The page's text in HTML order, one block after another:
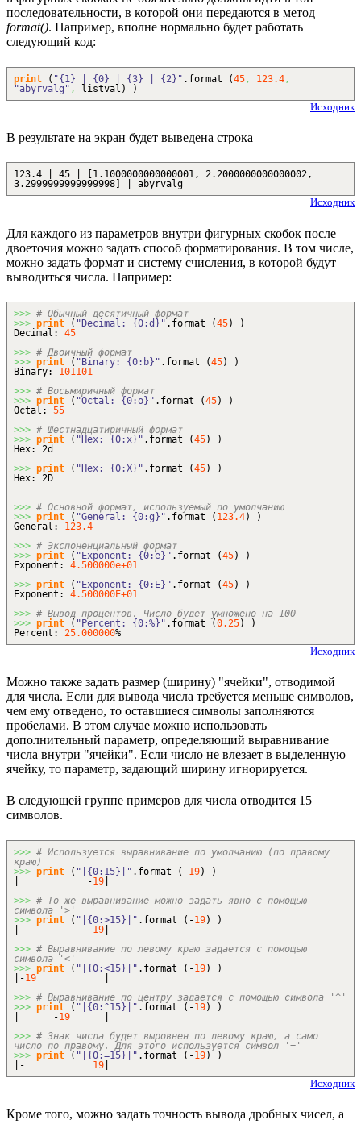
последовательности, в которой они передаются в метод
format(). Например, вполне нормально будет работать
следующий код:
print ( "{1} | {0} | {3} | {2}" . format (45 , 123.4 ,
"abyrvalg" , listval ) )
Исходник
В результате на экран будет выведена строка
123.4 | 45 | [1.1000000000000001, 2.2000000000000002,
3.2999999999999998] | abyrvalg
Исходник
Для каждого из параметров внутри фигурных скобок после
двоеточия можно задать способ форматирования. В том числе,
можно задать формат и систему счисления, в которой будут
выводиться числа. Например:
>>> # Обычный десятичный формат
>>> print ( "Decimal: {0:d}". format (45)
)
Decimal: 45
>>> # Двоичный формат
>>> print ( "Binary: {0:b}" . format (45)
)
Binary: 101101
>>> # Восьмиричный формат
>>> print ( "Octal: {0:o}" . format (45)
)
Octal: 55
>>> # Шестнадцатиричный формат
>>> print ( "Hex: {0:x}" . format (45)
)
Hex: 2d
>>> print ( "Hex: {0:X}" . format (45)
)
Hex: 2D
>>> # Основной формат, используемый по умолчанию
>>> print ( "General: {0:g}" . format ( 123.4)
)
General: 123.4
>>> # Экспоненциальный формат
>>> print ( "Exponent: {0:e}" . format (45)
)
Exponent: 4.500000e+01
>>> print ( "Exponent: {0:E}" . format (45)
)
Exponent: 4.500000E+01
>>> # Вывод процентов. Число будет умножено на 100
>>> print ( "Percent: {0:%}" . format (0.25)
)
Percent: 25.000000%
Исходник
Можно также задать размер (ширину) "ячейки", отводимой
для числа. Если для вывода числа требуется меньше символов,
чем ему отведено, то оставшиеся символы заполняются
пробелами. В этом случае можно использовать
дополнительный параметр, определяющий выравнивание
числа внутри "ячейки". Если число не влезает в выделенную
ячейку, то параметр, задающий ширину игнорируется.
В следующей группе примеров для числа отводится 15
символов.
>>> # Используется выравнивание по умолчанию (по правому
краю)
>>> print ( "|{0:15}|" . format ( -19)
)
| -19
>>> # То же выравнивание можно задать явно с помощью
символа '>'
>>> print ( "|{0:>15}|" . format ( -19)
)
| -19
>>> # Выравнивание по левому краю задается с помощью
символа '<'
>>> print ( "|{0:<15}|" . format ( -19)
)
|-19|
>>> # Выравнивание по центру задается с помощью символа '^'
>>> print ( "|{0:^15}|" . format ( -19)
)
| -19
>>> # Знак числа будет выровнен по левому краю, а само
число по правому. Для этого используется символ '='
>>> print ( "|{0:=15}|" . format ( -19)
)
|- 19
Исходник
Кроме того, можно задать точность вывода дробных чисел, а